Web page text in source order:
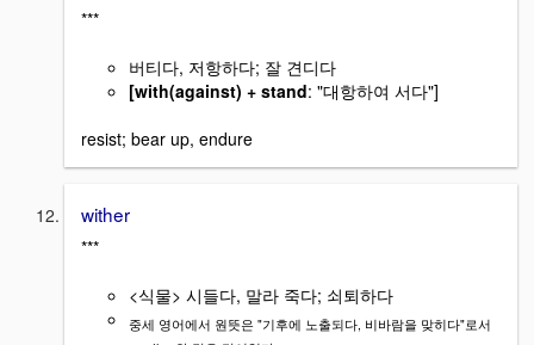
***
버티다, 저항하다; 잘 견디다
[with(against) + stand: "대항하여 서다"]
resist; bear up, endure
wither
***
<식물> 시들다, 말라 죽다; 쇠퇴하다
중세 영어에서 원뜻은 "기후에 노출되다, 비바람을 맞히다"로서